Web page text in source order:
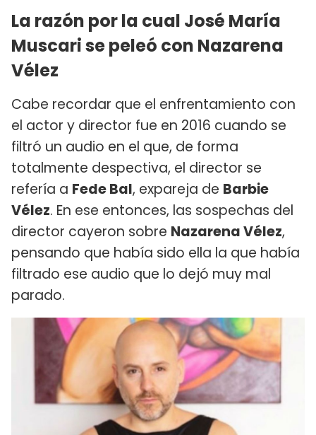
La razón por la cual José María
Muscari se peleó con Nazarena
Vélez
Cabe recordar que el enfrentamiento con
el actor y director fue en 2016 cuando se
filtró un audio en el que, de forma
totalmente despectiva, el director se
refería a Fede Bal, expareja de Barbie
Vélez. En ese entonces, las sospechas del
director cayeron sobre Nazarena Vélez,
pensando que había sido ella la que había
filtrado ese audio que lo dejó muy mal
parado.